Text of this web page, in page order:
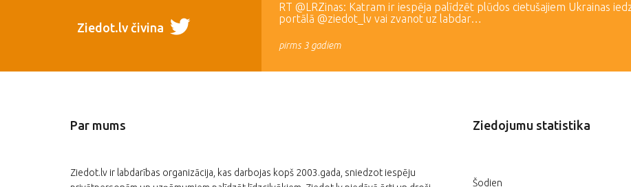
Ziedot.lv čivina
RT @LRZinas: Katram ir iespēja palīdzēt plūdos cietušajiem Ukrainas
portālā @ziedot_lv vai zvanot uz labdar…
pirms 3 gadiem
Par mums
Ziedot.lv ir labdarības organizācija, kas darbojas kopš 2003.gada, sniedzot iespēju
Ziedojumu statistika
Šodien